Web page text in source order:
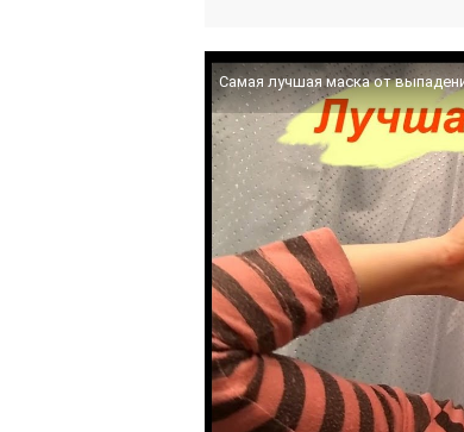
Самая лучшая маска от